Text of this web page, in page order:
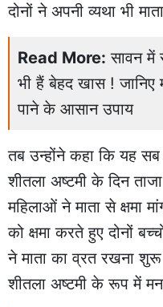
दोनों ने अपनी व्यथा भी
Read More: सावन में
भी हैं बेहद खास ! जानिए
पाने के आसान उपाय
तब उन्होंने कहा कि यह सब
शीतला अष्टमी के दिन
महिलाओं ने माता से क्षमा
को क्षमा करते हुए दोनों
ने माता का व्रत रखना
शीतला अष्टमी के रूप में